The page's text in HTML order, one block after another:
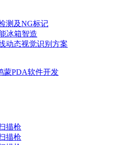
测及NG标记
冰箱智造
动态视觉识别方案
蒙PDA软件开发
描枪
描枪